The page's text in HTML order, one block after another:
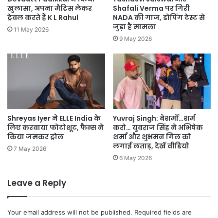
खुलासा, अपना मैट्रिस लेकर
ट्रेवल करते हैं K L Rahul
11 May 2026
Shafali Verma पर गिरी
NADA की गाज, डोपिंग टेस्ट से
जुड़ा है मामला
9 May 2026
Shreyas Iyer ने ELLE India के
लिए करवाया फोटोशूट, फैन्स ने
किया जमकर ट्रोल
7 May 2026
Yuvraj Singh: बेशर्मों…शर्म
करो… युवराज सिंह ने अभिषेक
शर्मा और शुभमन गिल को
लगाई लताड़, देखें वीडियो
6 May 2026
Leave a Reply
Your email address will not be published. Required fields are